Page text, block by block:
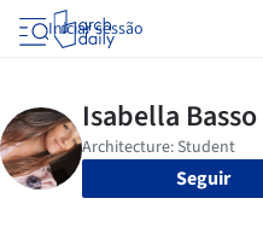
Iniciar sessão
Seguir